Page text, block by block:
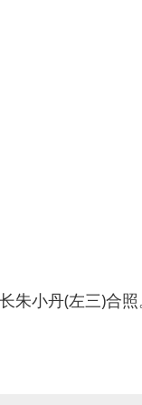
朱小丹(左三)合